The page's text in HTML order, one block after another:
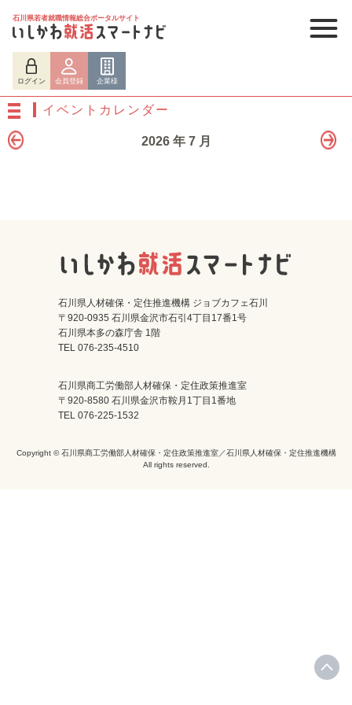
石川県若者就職情報総合ポータルサイト
ログイン 会員登録 企業様
ログイン 会員登録
イベントカレンダー
2026 年 7 月
石川県人材確保・定住推進機構 ジョブカフェ石川
〒920-0935 石川県金沢市石引4丁目17番1号
石川県本多の森庁舎 1階
TEL 076-235-4510
石川県商工労働部人材確保・定住政策推進室
〒920-8580 石川県金沢市鞍月1丁目1番地
TEL 076-225-1532
Copyright © 石川県商工労働部人材確保・定住政策推進室／石川県人材確保・定住推進機構
All rights reserved.